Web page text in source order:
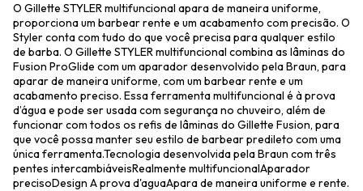
O Gillette STYLER multifuncional apara de maneira uniforme,
proporciona um barbear rente e um acabamento com precisão. O
Styler conta com tudo do que você precisa para qualquer estilo
de barba. O Gillette STYLER multifuncional combina as lâminas do
Fusion ProGlide com um aparador desenvolvido pela Braun, para
aparar de maneira uniforme, com um barbear rente e um
acabamento preciso. Essa ferramenta multifuncional é à prova
d’água e pode ser usada com segurança no chuveiro, além de
funcionar com todos os refis de lâminas do Gillette Fusion, para
que você possa manter seu estilo de barbear predileto com uma
única ferramenta.Tecnologia desenvolvida pela Braun com três
pentes intercambiáveisRealmente multifuncionalAparador
precisoDesign A prova d'aguaApara de maneira uniforme e rente.